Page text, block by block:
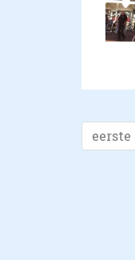
eerste